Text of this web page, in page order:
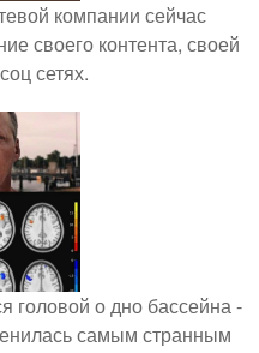
компании сейчас
своего контента, своей
сетях.
головой о дно бассейна -
самым странным